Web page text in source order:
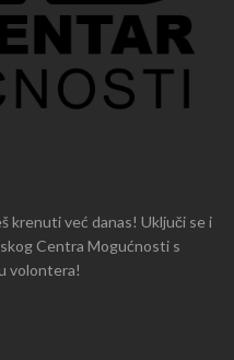
krenuti već danas! Uključi se i
Centra Mogućnosti s
volontera!